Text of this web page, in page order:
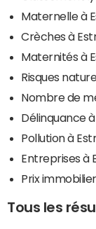
Maternelle à
Crèches à
Maternités à
Risques
Nombre de
Délinquance
Pollution à
Entreprises à
Prix
Tous les